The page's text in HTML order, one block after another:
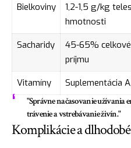
Bielkoviny
1,2-1,5 g/kg
hmotnosti
Sacharidy
45-65%
príjmu
Vitamíny
Suplementácia
"Správne načasovanie užívania
trávenie a vstrebávanie živín."
Komplikácie a